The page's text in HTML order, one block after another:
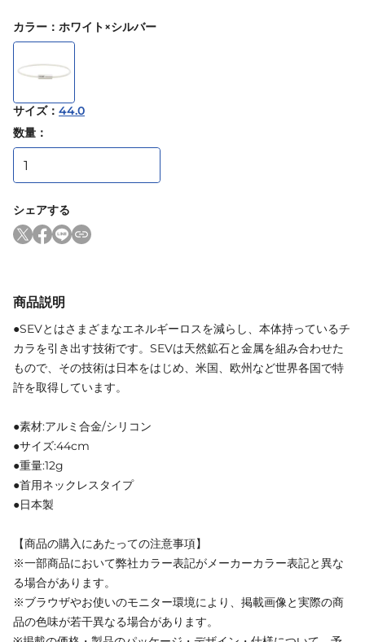
カラー ： ホワイト×シルバー
サイズ： 44.0
数量：
シェアする
商品説明
●SEVとはさまざまなエネルギーロスを減らし、本体持っているチ
カラを引き出す技術です。SEVは天然鉱石と金属を組み合わせた
もので、その技術は日本をはじめ、米国、欧州など世界各国で特
許を取得しています。
●素材:アルミ合金/シリコン
●サイズ:44cm
●重量:12g
●首用ネックレスタイプ
●日本製
【商品の購入にあたっての注意事項】
※一部商品において弊社カラー表記がメーカーカラー表記と異な
る場合があります。
※ブラウザやお使いのモニター環境により、掲載画像と実際の商
品の色味が若干異なる場合があります。